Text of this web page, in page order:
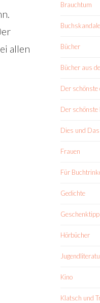
allen
Brauchtum
Buchskandale
Bücher
Bücher aus
Der schönste
Der schönste
Dies und Das
Frauen
Für
Gedichte
Geschenktipp
Hörbücher
Kino
Klatsch und